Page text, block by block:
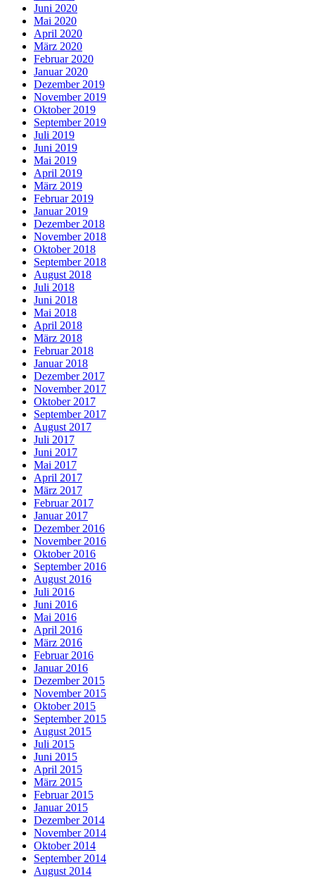
Juni 2020
Mai 2020
April 2020
März 2020
Februar 2020
Januar 2020
Dezember 2019
November 2019
Oktober 2019
September 2019
Juli 2019
Juni 2019
Mai 2019
April 2019
März 2019
Februar 2019
Januar 2019
Dezember 2018
November 2018
Oktober 2018
September 2018
August 2018
Juli 2018
Juni 2018
Mai 2018
April 2018
März 2018
Februar 2018
Januar 2018
Dezember 2017
November 2017
Oktober 2017
September 2017
August 2017
Juli 2017
Juni 2017
Mai 2017
April 2017
März 2017
Februar 2017
Januar 2017
Dezember 2016
November 2016
Oktober 2016
September 2016
August 2016
Juli 2016
Juni 2016
Mai 2016
April 2016
März 2016
Februar 2016
Januar 2016
Dezember 2015
November 2015
Oktober 2015
September 2015
August 2015
Juli 2015
Juni 2015
April 2015
März 2015
Februar 2015
Januar 2015
Dezember 2014
November 2014
Oktober 2014
September 2014
August 2014